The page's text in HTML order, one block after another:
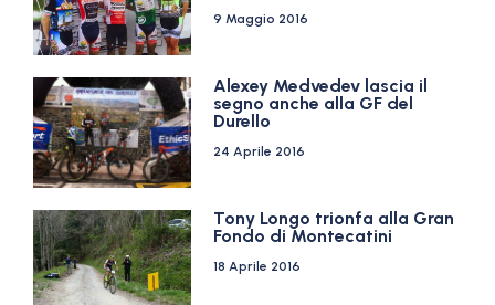
9 Maggio 2016
Alexey Medvedev lascia il
segno anche alla GF del
Durello
24 Aprile 2016
Tony Longo trionfa alla Gran
Fondo di Montecatini
18 Aprile 2016